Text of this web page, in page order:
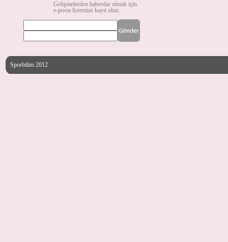
Gelişmelerden haberdar olmak için
e-posta listemize kayıt olun.
Sporbilim 2012